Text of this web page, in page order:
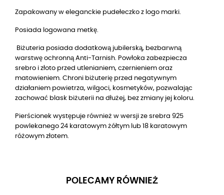
Zapakowany w eleganckie pudełeczko z logo marki.
Posiada logowana metkę.
Biżuteria posiada dodatkową jubilerską, bezbarwną
warstwę ochronną Anti-Tarnish. Powłoka zabezpiecza
srebro i złoto przed utlenianiem, czernieniem oraz
matowieniem. Chroni biżuterię przed negatywnym
działaniem powietrza, wilgoci, kosmetyków, pozwalając
zachować blask biżuterii na dłużej, bez zmiany jej koloru.
Pierścionek występuje również w wersji ze srebra 925
powlekanego 24 karatowym żółtym lub 18 karatowym
różowym złotem.
POLECAMY RÓWNIEŻ